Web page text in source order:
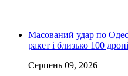
Масований удар по
ракет і близько 100
Серпень 09, 2026